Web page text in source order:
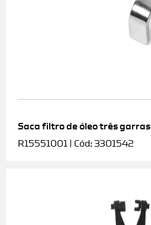
Saca filtro de óleo três garras
R15551001 | Cód: 3301542